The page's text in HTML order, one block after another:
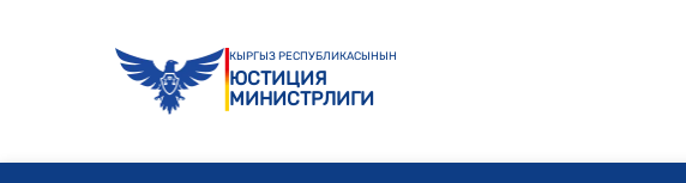
КЫРГЫЗ РЕСПУБЛИКАСЫНЫН
ЮСТИЦИЯ
МИНИСТРЛИГИ